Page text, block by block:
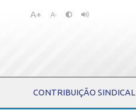
Pular
Pular
A+ A-
CONTRIBUIÇÃO SINDICAL